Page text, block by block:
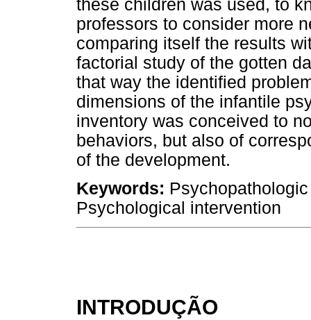
these children was used, to
professors to consider more
comparing itself the results
factorial study of the gotten
that way the identified
dimensions of the infantile
inventory was conceived to
behaviors, but also of
of the development.
Keywords:
Psychological intervention
INTRODUÇÃO